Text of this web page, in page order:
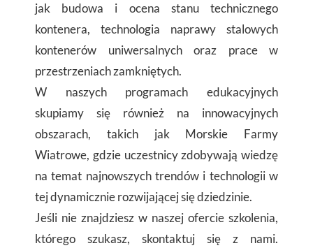
jak budowa i ocena stanu technicznego
kontenera, technologia naprawy stalowych
kontenerów uniwersalnych oraz prace w
przestrzeniach zamkniętych.
W naszych programach edukacyjnych
skupiamy się również na innowacyjnych
obszarach, takich jak Morskie Farmy
Wiatrowe, gdzie uczestnicy zdobywają wiedzę
na temat najnowszych trendów i technologii w
tej dynamicznie rozwijającej się dziedzinie.
Jeśli nie znajdziesz w naszej ofercie szkolenia,
którego szukasz, skontaktuj się z nami.